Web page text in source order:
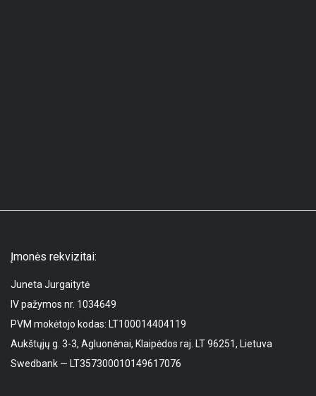
Įmonės rekvizitai:
Juneta Jurgaitytė
IV pažymos nr. 1034649
PVM mokėtojo kodas: LT100014404119
Aukštųjų g. 3-3, Agluonėnai, Klaipėdos raj. LT 96251, Lietuva
Swedbank — LT357300010149617076